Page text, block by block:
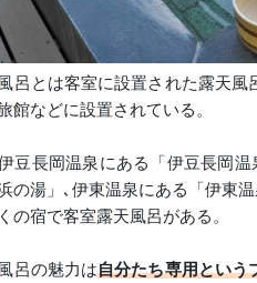
呂とは客室に設置された露天
館などに設置されている。
豆長岡温泉にある「伊豆長
の湯」､伊東温泉にある「伊東
の宿で客室露天風呂がある。
呂の魅力は自分たち専用という